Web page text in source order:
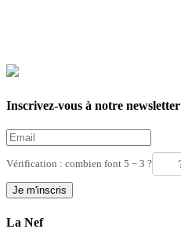
Inscrivez-vous à notre newsletter
Vérification : combien font 5 − 3 ?
La Nef